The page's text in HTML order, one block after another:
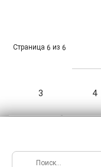
Страница 6 из 6
3 4